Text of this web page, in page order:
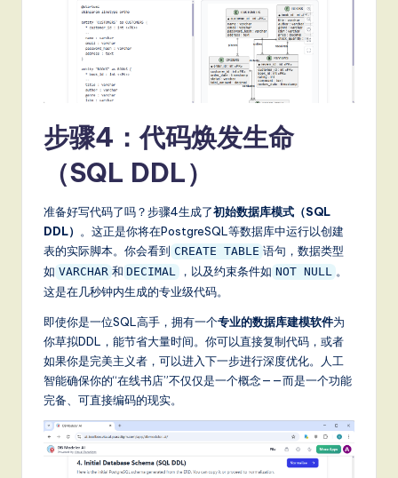
步骤4：代码焕发生命
（SQL DDL）
准备好写代码了吗？步骤4生成了初始数据库模式（SQL
DDL） 。这正是你将在PostgreSQL等数据库中运行以创建
表的实际脚本。你会看到 CREATE TABLE 语句，数据类型
如 VARCHAR 和 DECIMAL ，以及约束条件如 NOT NULL 。
这是在几秒钟内生成的专业级代码。
即使你是一位SQL高手，拥有一个专业的数据库建模软件为
你草拟DDL，能节省大量时间。你可以直接复制代码，或者
如果你是完美主义者，可以进入下一步进行深度优化。人工
智能确保你的“在线书店”不仅仅是一个概念——而是一个功能
完备、可直接编码的现实。